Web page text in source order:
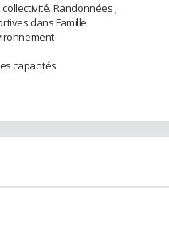
Randonnées ;
dans Famille
capacités